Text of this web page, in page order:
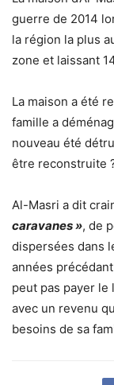
guerre de 2014
la région la plus
zone et laissant
La maison a été
famille a
nouveau été
être reconstruite
Al-Masri a dit
caravanes », de
dispersées dans
années
peut pas payer
avec un revenu
besoins de sa